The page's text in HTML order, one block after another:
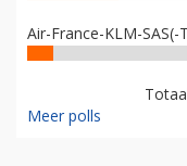
Air-France-KLM-SAS(-
Meer polls